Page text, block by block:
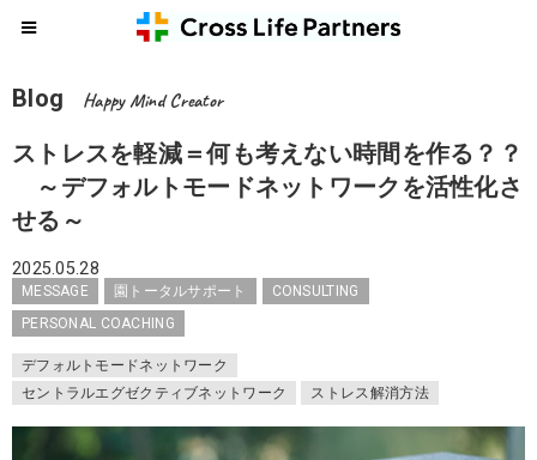
Blog Happy Mind Creator
ストレスを軽減＝何も考えない時間を作る？？
～デフォルトモードネットワークを活性化さ
せる～
2025.05.28
MESSAGE 園トータルサポート
CONSULTING
PERSONAL COACHING
デフォルトモードネットワーク
セントラルエグゼクティブネットワーク
ストレス解消方法